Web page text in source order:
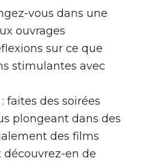
vous dans une
ouvrages
sur ce que
stimulantes avec
: faites des soirées
plongeant dans des
des films
découvrez-en de